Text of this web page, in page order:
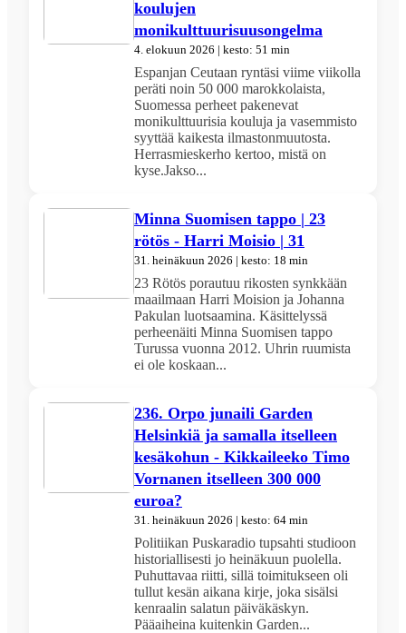
koulujen
monikulttuurisuusongelma
4. elokuun 2026 | kesto: 51 min
Espanjan Ceutaan ryntäsi viime viikolla
peräti noin 50 000 marokkolaista,
Suomessa perheet pakenevat
monikulttuurisia kouluja ja vasemmisto
syyttää kaikesta ilmastonmuutosta.
Herrasmieskerho kertoo, mistä on
kyse.Jakso...
Minna Suomisen tappo | 23
rötös - Harri Moisio | 31
31. heinäkuun 2026 | kesto: 18 min
23 Rötös porautuu rikosten synkkään
maailmaan Harri Moision ja Johanna
Pakulan luotsaamina. Käsittelyssä
perheenäiti Minna Suomisen tappo
Turussa vuonna 2012. Uhrin ruumista
ei ole koskaan...
236. Orpo junaili Garden
Helsinkiä ja samalla itselleen
kesäkohun - Kikkaileeko Timo
Vornanen itselleen 300 000
euroa?
31. heinäkuun 2026 | kesto: 64 min
Politiikan Puskaradio tupsahti studioon
historiallisesti jo heinäkuun puolella.
Puhuttavaa riitti, sillä toimitukseen oli
tullut kesän aikana kirje, joka sisälsi
kenraalin salatun päiväkäskyn.
Pääaiheina kuitenkin Garden...